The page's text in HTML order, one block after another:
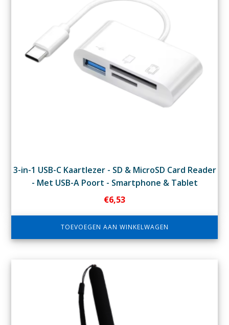
3-in-1 USB-C Kaartlezer - SD & MicroSD Card Reader
- Met USB-A Poort - Smartphone & Tablet
€6,53
TOEVOEGEN AAN WINKELWAGEN